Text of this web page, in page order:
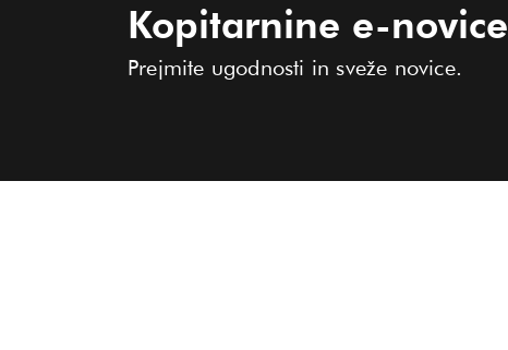
Kopitarnine e-novice
Prejmite ugodnosti in sveže novice.